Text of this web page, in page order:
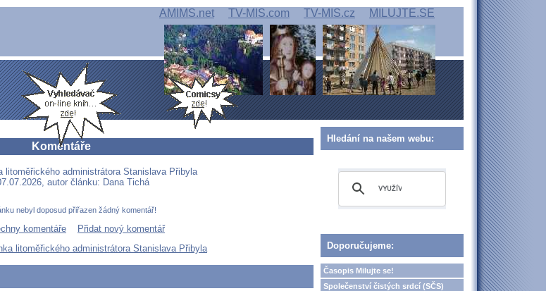
AMIMS.net TV-MIS.com TV-MIS.cz MILUJTE.SE
Komentáře
litoměřického administrátora Stanislava Přibyla
autor článku: Dana Tichá
nebyl doposud přiřazen žádný komentář!
komentáře
Přidat nový komentář
litoměřického administrátora Stanislava Přibyla
Hledání na našem webu:
Doporučujeme:
Časopis Milujte se!
Společenství čistých srdcí (SČS)